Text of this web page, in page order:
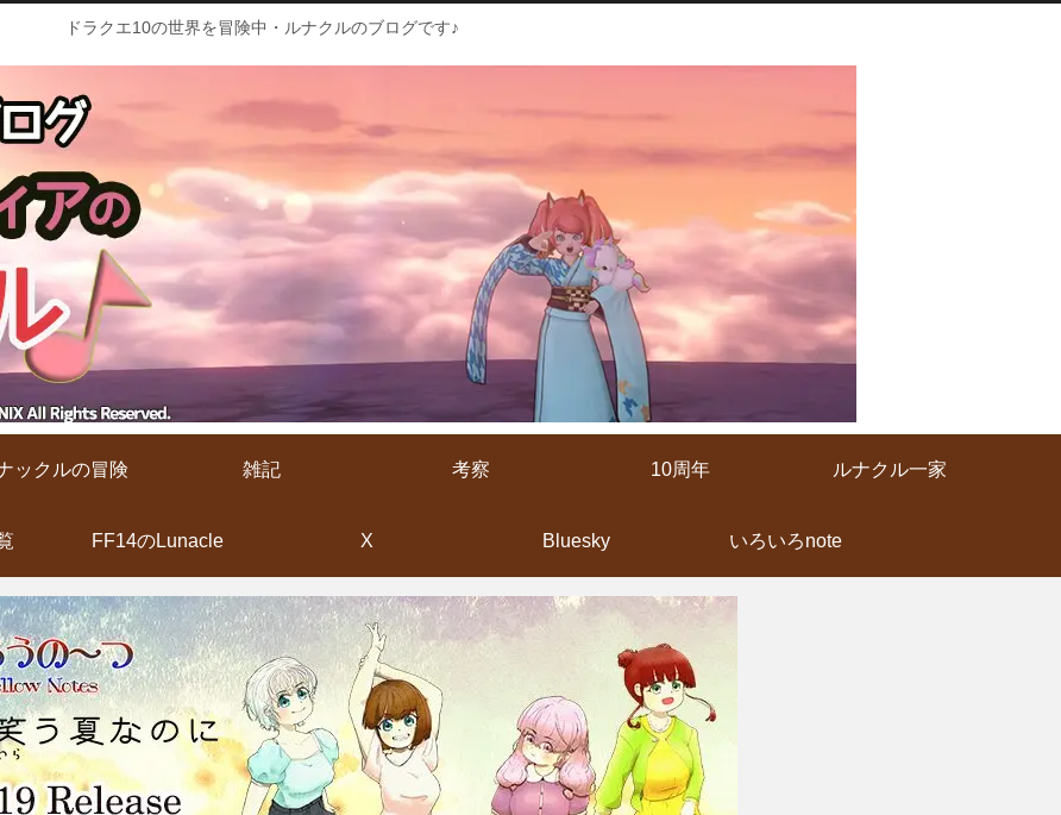
ドラクエ10の世界を冒険中・ルナクルのブログです♪
ックルの冒険 雑記 考察 10周年 ルナクル一家
FF14のLunacle X Bluesky いろいろnote